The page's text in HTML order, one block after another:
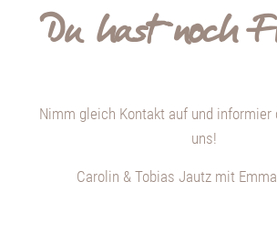
Du hast noch
Nimm gleich Kontakt auf und informier
uns!
Carolin & Tobias Jautz mit